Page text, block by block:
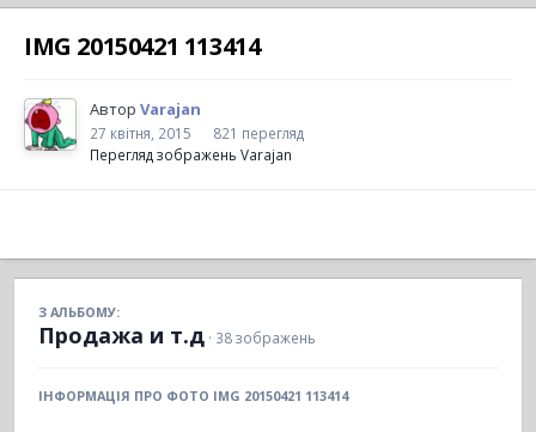
IMG 20150421 113414
Автор Varajan
27 квітня, 2015
821 перегляд
Перегляд зображень Varajan
З АЛЬБОМУ:
Продажа и т.д · 38 зображень
ІНФОРМАЦІЯ ПРО ФОТО IMG 20150421 113414